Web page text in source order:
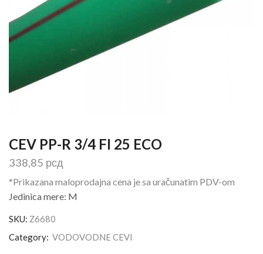
CEV PP-R 3/4 FI 25 ECO
338,85 рсд
*Prikazana maloprodajna cena je sa uračunatim PDV-om
Jedinica mere: M
SKU: Z6680
Category: VODOVODNE CEVI